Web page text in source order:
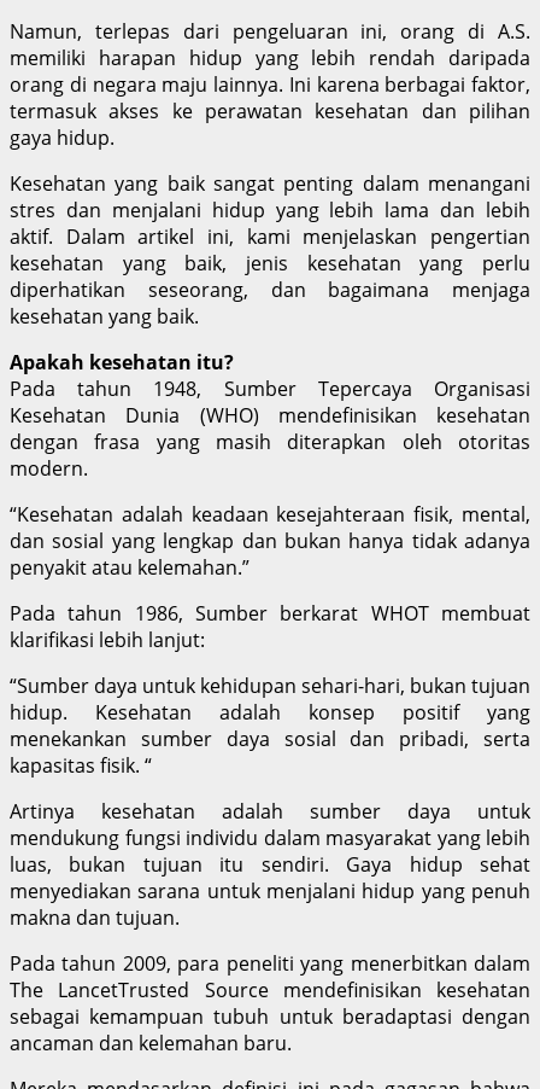
Namun, terlepas dari pengeluaran ini, orang di A.S.
memiliki harapan hidup yang lebih rendah daripada
orang di negara maju lainnya. Ini karena berbagai faktor,
termasuk akses ke perawatan kesehatan dan pilihan
gaya hidup.
Kesehatan yang baik sangat penting dalam menangani
stres dan menjalani hidup yang lebih lama dan lebih
aktif. Dalam artikel ini, kami menjelaskan pengertian
kesehatan yang baik, jenis kesehatan yang perlu
diperhatikan seseorang, dan bagaimana menjaga
kesehatan yang baik.
Apakah kesehatan itu?
Pada tahun 1948, Sumber Tepercaya Organisasi
Kesehatan Dunia (WHO) mendefinisikan kesehatan
dengan frasa yang masih diterapkan oleh otoritas
modern.
“Kesehatan adalah keadaan kesejahteraan fisik, mental,
dan sosial yang lengkap dan bukan hanya tidak adanya
penyakit atau kelemahan.”
Pada tahun 1986, Sumber berkarat WHOT membuat
klarifikasi lebih lanjut:
“Sumber daya untuk kehidupan sehari-hari, bukan tujuan
hidup. Kesehatan adalah konsep positif yang
menekankan sumber daya sosial dan pribadi, serta
kapasitas fisik. “
Artinya kesehatan adalah sumber daya untuk
mendukung fungsi individu dalam masyarakat yang lebih
luas, bukan tujuan itu sendiri. Gaya hidup sehat
menyediakan sarana untuk menjalani hidup yang penuh
makna dan tujuan.
Pada tahun 2009, para peneliti yang menerbitkan dalam
The LancetTrusted Source mendefinisikan kesehatan
sebagai kemampuan tubuh untuk beradaptasi dengan
ancaman dan kelemahan baru.